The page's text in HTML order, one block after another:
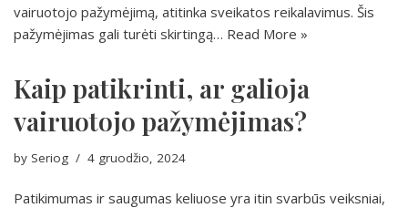
vairuotojo pažymėjimą, atitinka sveikatos reikalavimus. Šis
pažymėjimas gali turėti skirtingą… Read More »
Kaip patikrinti, ar galioja
vairuotojo pažymėjimas?
by Seriog 4 gruodžio, 2024
Patikimumas ir saugumas keliuose yra itin svarbūs veiksniai,